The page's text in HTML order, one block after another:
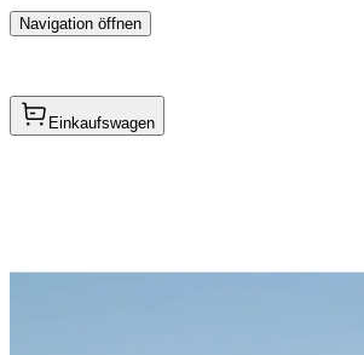
Navigation öffnen
Einkaufswagen